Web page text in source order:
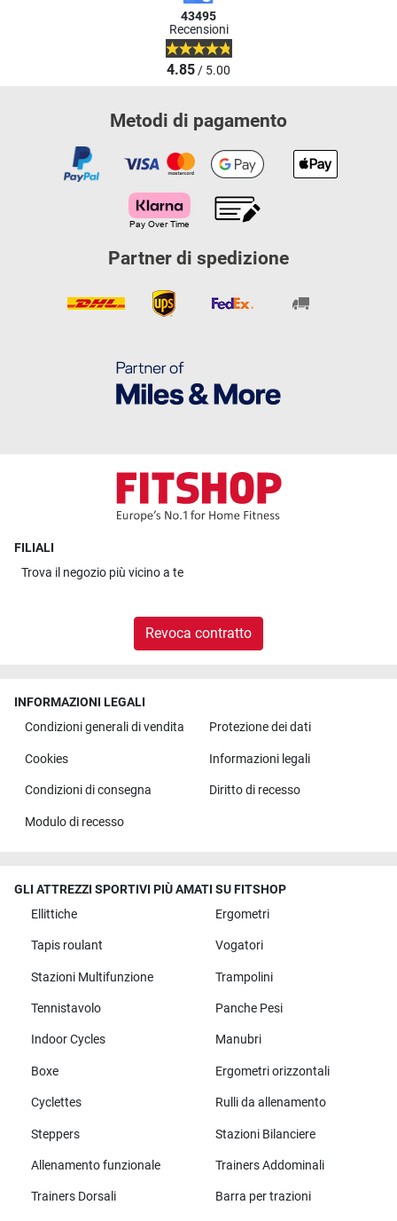
43495
Recensioni
4.85/ 5.00
Metodi di pagamento
Partner di spedizione
FILIALI
Trova il negozio più vicino a te
Revoca contratto
INFORMAZIONI LEGALI
Condizioni generali di vendita
Protezione dei dati
Cookies Informazioni legali
Condizioni di consegna Diritto di recesso
Modulo di recesso
GLI ATTREZZI SPORTIVI PIÙ AMATI SU FITSHOP
Ellittiche
Ergometri
Tapis roulant Vogatori
Stazioni Multifunzione Trampolini
Tennistavolo Panche Pesi
Indoor Cycles Manubri
Boxe Ergometri orizzontali
Cyclettes Rulli da allenamento
Steppers Stazioni Bilanciere
Allenamento funzionale Trainers Addominali
Trainers Dorsali Barra per trazioni